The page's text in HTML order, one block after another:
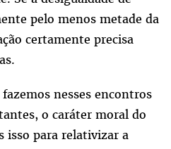
pelo menos metade da
certamente precisa
nesses encontros
o caráter moral do
isso para relativizar a